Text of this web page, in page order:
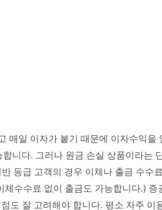
매일 이자가 붙기 때문에 이자수익을
니다. 그러나 원금 손실 상품이라는
등급 고객의 경우 이체나 출금 수수
체수수료 없이 출금도 가능합니다.)
도 잘 고려해야 합니다. 평소 자주 이